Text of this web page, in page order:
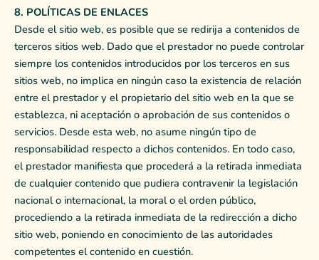
8. POLÍTICAS DE ENLACES
Desde el sitio web, es posible que se redirija a contenidos de
terceros sitios web. Dado que el prestador no puede controlar
siempre los contenidos introducidos por los terceros en sus
sitios web, no implica en ningún caso la existencia de relación
entre el prestador y el propietario del sitio web en la que se
establezca, ni aceptación o aprobación de sus contenidos o
servicios. Desde esta web, no asume ningún tipo de
responsabilidad respecto a dichos contenidos. En todo caso,
el prestador manifiesta que procederá a la retirada inmediata
de cualquier contenido que pudiera contravenir la legislación
nacional o internacional, la moral o el orden público,
procediendo a la retirada inmediata de la redirección a dicho
sitio web, poniendo en conocimiento de las autoridades
competentes el contenido en cuestión.